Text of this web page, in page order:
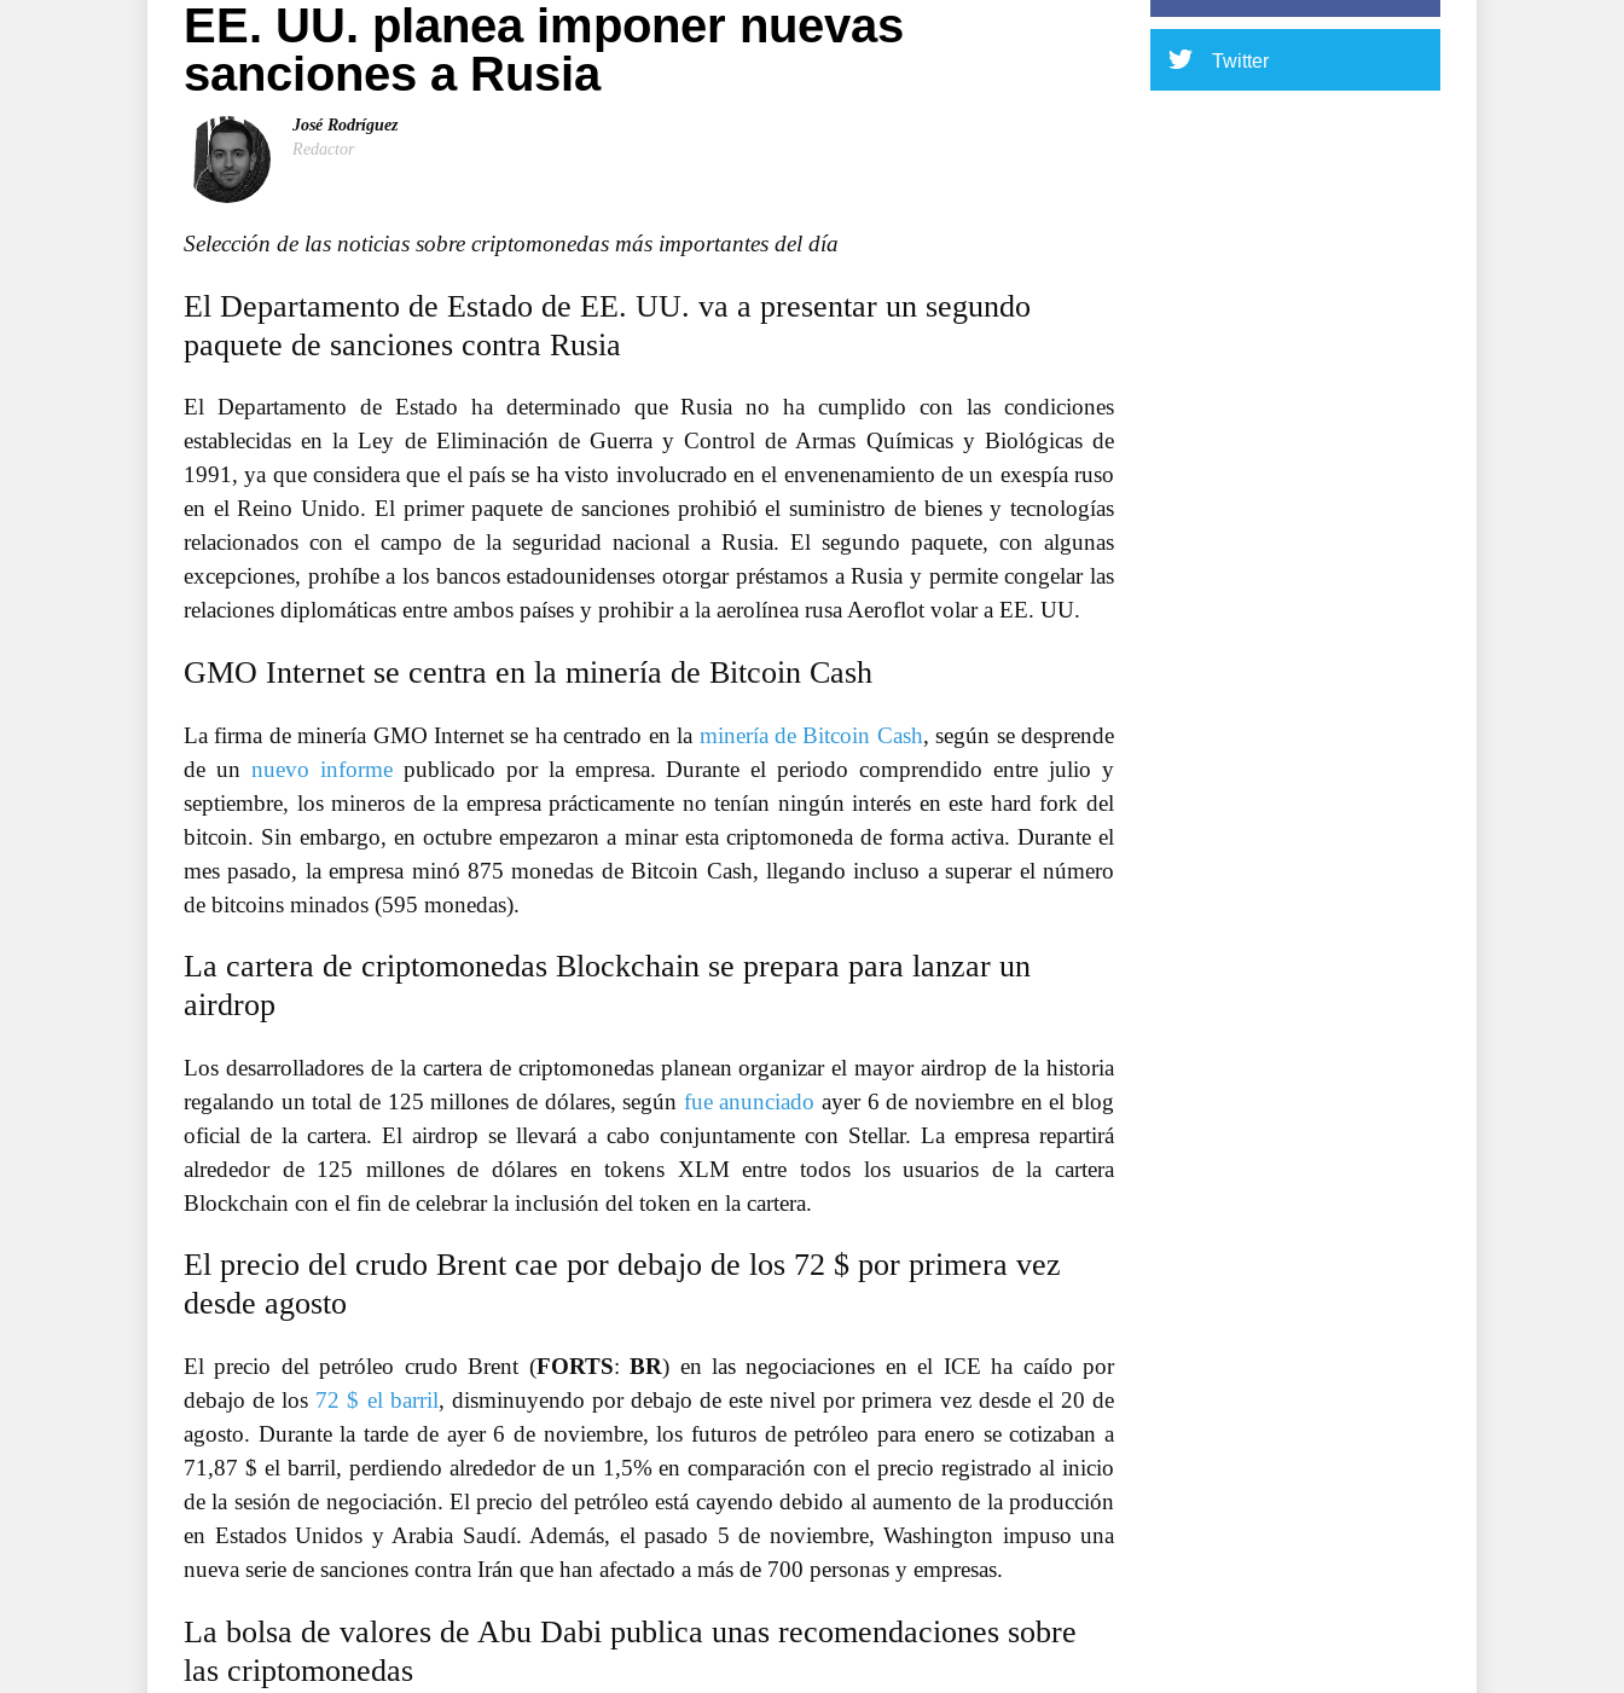
EE. UU. planea imponer nuevas
sanciones a Rusia
José Rodríguez
Redactor
Selección de las noticias sobre criptomonedas más importantes del día
El Departamento de Estado de EE. UU. va a presentar un segundo
paquete de sanciones contra Rusia
El Departamento de Estado ha determinado que Rusia no ha cumplido con las condiciones
establecidas en la Ley de Eliminación de Guerra y Control de Armas Químicas y Biológicas de
1991, ya que considera que el país se ha visto involucrado en el envenenamiento de un exespía ruso
en el Reino Unido. El primer paquete de sanciones prohibió el suministro de bienes y tecnologías
relacionados con el campo de la seguridad nacional a Rusia. El segundo paquete, con algunas
excepciones, prohíbe a los bancos estadounidenses otorgar préstamos a Rusia y permite congelar las
relaciones diplomáticas entre ambos países y prohibir a la aerolínea rusa Aeroflot volar a EE. UU.
GMO Internet se centra en la minería de Bitcoin Cash
La firma de minería GMO Internet se ha centrado en la minería de Bitcoin Cash, según se desprende
de un nuevo informepublicado por la empresa. Durante el periodo comprendido entre julio y
septiembre, los mineros de la empresa prácticamente no tenían ningún interés en este hard fork del
bitcoin. Sin embargo, en octubre empezaron a minar esta criptomoneda de forma activa. Durante el
mes pasado, la empresa minó 875 monedas de Bitcoin Cash, llegando incluso a superar el número
de bitcoins minados (595 monedas).
La cartera de criptomonedas Blockchain se prepara para lanzar un
airdrop
Los desarrolladores de la cartera de criptomonedas planean organizar el mayor airdrop de la historia
regalando un total de 125 millones de dólares, según fue anunciado ayer 6 de noviembre en el blog
oficial de la cartera. El airdrop se llevará a cabo conjuntamente con Stellar. La empresa repartirá
alrededor de 125 millones de dólares en tokens XLM entre todos los usuarios de la cartera
Blockchain con el fin de celebrar la inclusión del token en la cartera.
El precio del crudo Brent cae por debajo de los 72 $ por primera vez
desde agosto
El precio del petróleo crudo Brent (FORTS:BR) en las negociaciones en el ICE ha caído por
debajo de los 72 $ el barril, disminuyendo por debajo de este nivel por primera vez desde el 20 de
agosto. Durante la tarde de ayer 6 de noviembre, los futuros de petróleo para enero se cotizaban a
71,87 $ el barril, perdiendo alrededor de un 1,5% en comparación con el precio registrado al inicio
de la sesión de negociación. El precio del petróleo está cayendo debido al aumento de la producción
en Estados Unidos y Arabia Saudí. Además, el pasado 5 de noviembre, Washington impuso una
nueva serie de sanciones contra Irán que han afectado a más de 700 personas y empresas.
La bolsa de valores de Abu Dabi publica unas recomendaciones sobre
las criptomonedas
Twitter